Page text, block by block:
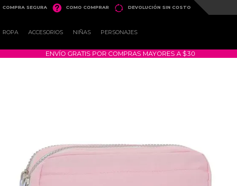
COMPRA SEGURA  COMO COMPRAR  DEVOLUCIÓN SIN COSTO
ROPA ACCESORIOS NIÑAS PERSONAJES
ENVÍO GRATIS POR COMPRAS MAYORES A $30